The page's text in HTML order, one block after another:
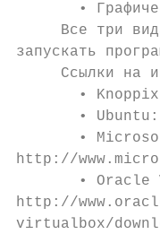
•
Все три
запускать
Ссылки на
•
•
•
http://
• Oracle
http://
virtualbox/